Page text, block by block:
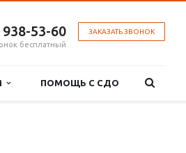
ЗАКАЗАТЬ ЗВОНОК
938-53-60
бесплатный
ПОМОЩЬ С СДО